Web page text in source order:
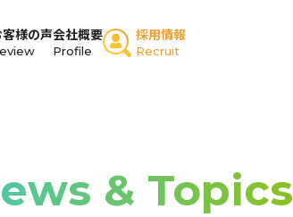
客様の声会社概要
Profile
採用情報
Recruit
& Topics